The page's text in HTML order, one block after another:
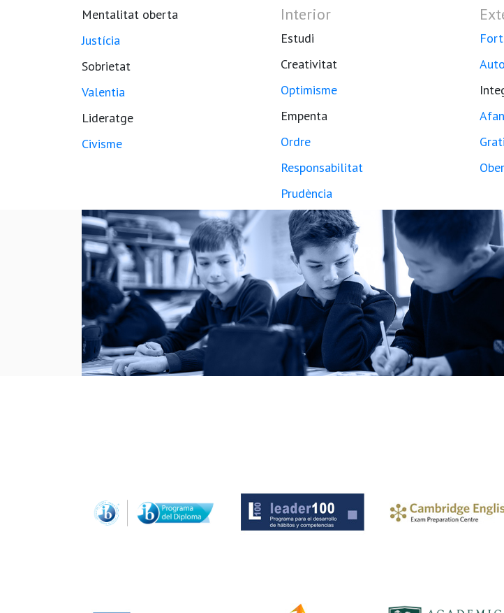
Mentalitat oberta
Justícia
Sobrietat
Valentia
Lideratge
Civisme
Interior
Estudi
Creativitat
Optimisme
Empenta
Ordre
Responsabilitat
Prudència